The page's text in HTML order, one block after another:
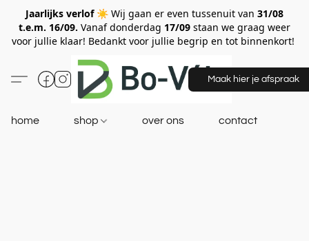
Jaarlijks verlof ☀️ Wij gaan er even tussenuit van 31/08
t.e.m. 16/09. Vanaf donderdag 17/09 staan we graag weer
voor jullie klaar! Bedankt voor jullie begrip en tot binnenkort!
Maak hier je afspraak
home shop over ons contact